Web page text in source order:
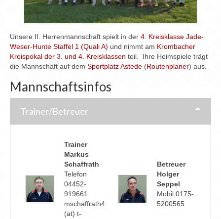
Chronik
Archiv
Unsere II. Herrenmannschaft spielt in der 4. Kreisklasse Jade-
Weser-Hunte Staffel 1 (Quali A) und nimmt am Krombacher
Kreispokal der 3. und 4. Kreisklassen teil. Ihre Heimspiele trägt
die Mannschaft auf dem Sportplatz Astede (Routenplaner) aus.
Mannschaftsinfos
Trainer/Betreuer
Trainer
Markus
Schaffrath
Telefon
04452-
919661
mschaffrath4
(at) t-
Betreuer
Holger
Seppel
Mobil 0175-
5200565